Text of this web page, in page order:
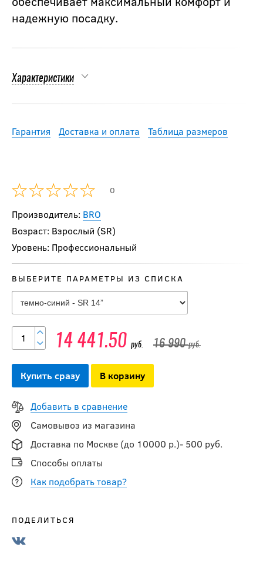
надежную посадку.
Характеристики
Гарантия Доставка и оплата Таблица размеров
0
Производитель: BRO
Возраст: Взрослый (SR)
Уровень: Профессиональный
ВЫБЕРИТЕ ПАРАМЕТРЫ ИЗ СПИСКА
14 441.50 руб. 16 990руб.
Купить сразу В корзину
Добавить в сравнение
Самовывоз из магазина
Доставка по Москве (до 10000 р.)- 500 руб.
Способы оплаты
Как подобрать товар?
ПОДЕЛИТЬСЯ
Перчатки CCM
JETSPEED FT880
2023 SR